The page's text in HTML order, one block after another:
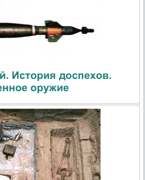
История доспехов.
оружие